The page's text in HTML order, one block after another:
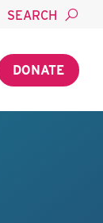
SEARCH
DONATE